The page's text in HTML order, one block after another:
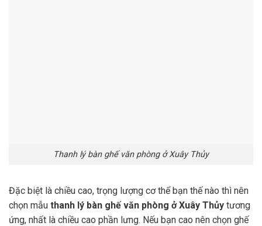
Thanh lý bàn ghế văn phòng ở Xuây Thủy
Đặc biệt là chiều cao, trọng lượng cơ thể bạn thế nào thì nên
chọn mẫu thanh lý bàn ghế văn phòng ở Xuây Thủy tương
ứng, nhất là chiều cao phần lưng. Nếu bạn cao nên chọn ghế